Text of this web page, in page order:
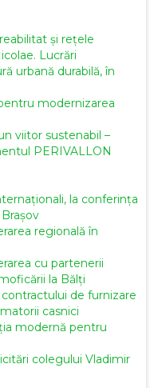
și rețele
Lucrări
urbană durabilă, în
modernizarea
viitor sustenabil –
PERIVALLON
la conferința
regională în
cu partenerii
la Bălți
de furnizare
casnici
modernă pentru
colegului Vladimir